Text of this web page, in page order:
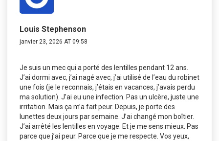
Louis Stephenson
janvier 23, 2026 AT 09:58
Je suis un mec qui a porté des lentilles pendant 12 ans.
J’ai dormi avec, j’ai nagé avec, j’ai utilisé de l’eau du robinet
une fois (je le reconnais, j’étais en vacances, j’avais perdu
ma solution). J’ai eu une infection. Pas un ulcère, juste une
irritation. Mais ça m’a fait peur. Depuis, je porte des
lunettes deux jours par semaine. J’ai changé mon boîtier.
J’ai arrêté les lentilles en voyage. Et je me sens mieux. Pas
parce que j’ai peur. Parce que je me respecte. Vos yeux,